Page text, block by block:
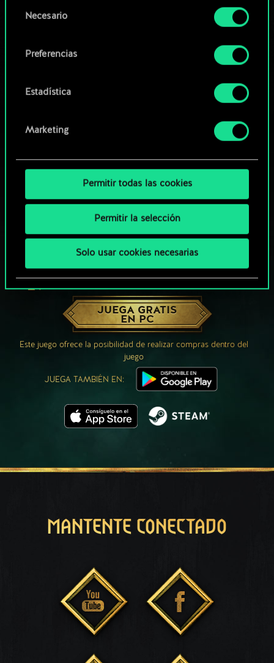
Encontrarás todos los detalles sobre nuestro uso
preferencias al respecto en el menú «Ajustes» de
deNecesario
Preferencias
Estadística
Marketing
Permitir todas las cookies
Permitir la selección
Solo usar cookies necesarias
JUEGA GRATIS
EN PC
Este juego ofrece la posibilidad de realizar compras dentro del
juego
JUEGA TAMBIÉN EN:
MANTENTE CONECTADO